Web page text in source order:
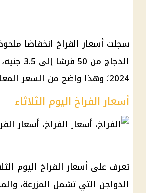
سجلت أسعار الفراخ انخفاضا
2024؛ وهذا واضح من السعر المعلن في بورصة الدواجن وعلى البوابة الحكومية.
أسعار الفراخ اليوم الثلاثاء
الدواجن التي تشمل المزرعة،